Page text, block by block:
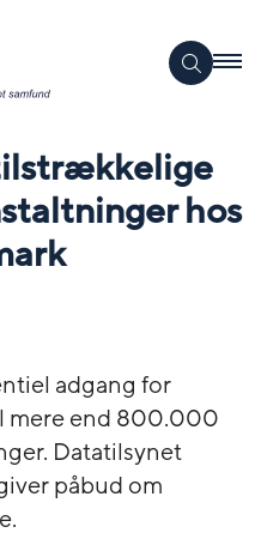
hos
adgang for
mere end 800.000
Datatilsynet
påbud om